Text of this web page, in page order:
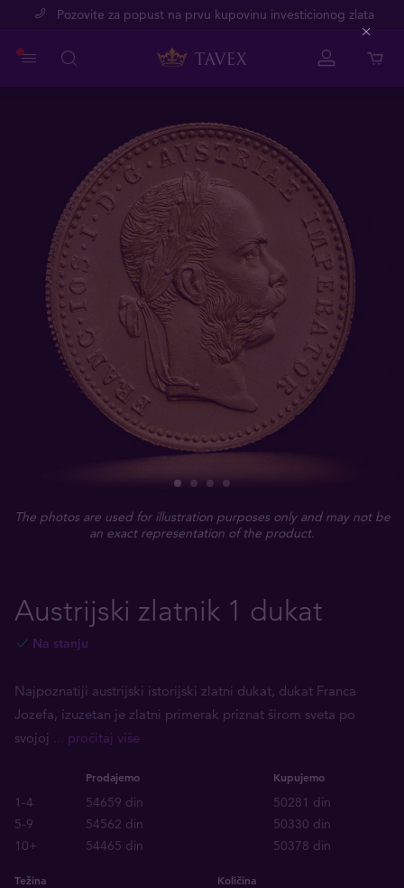
Pozovite za popust na prvu kupovinu investicionog zlata
The photos are used for illustration purposes only and may not be
an exact representation of the product.
Austrijski zlatnik 1 dukat
Na stanju
Najpoznatiji austrijski istorijski zlatni dukat, dukat Franca
Jozefa, izuzetan je zlatni primerak priznat širom sveta po
svojoj ... pročitaj više
Prodajemo Kupujemo
1-4 54659 din
50281 din
5-9
54562 din
50330 din
10+
54465 din 50378 din
Težina Količina
Close